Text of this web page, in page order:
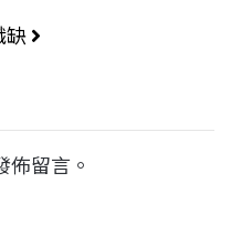
缺
佈留言。